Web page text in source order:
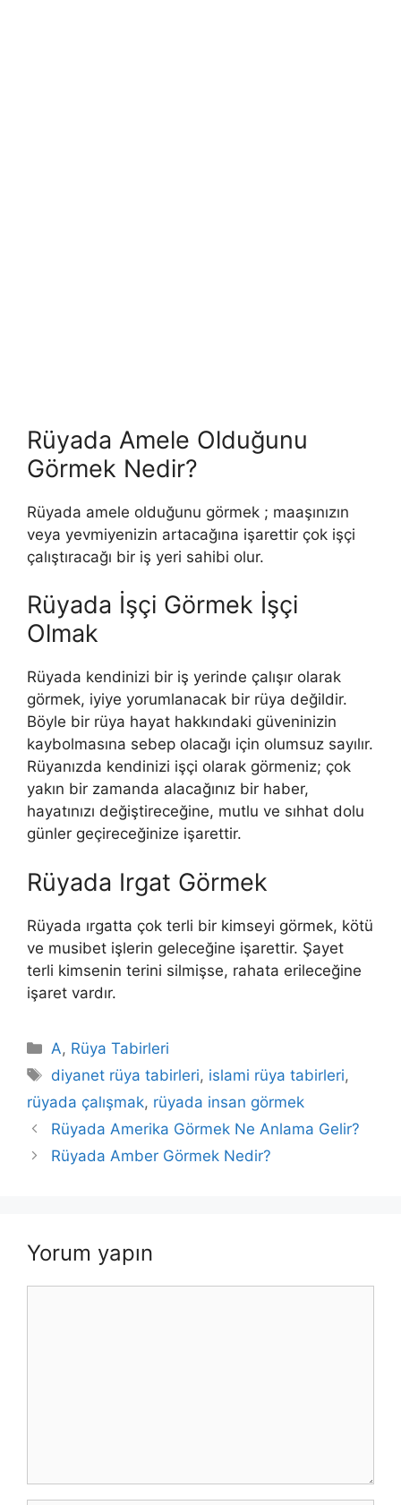
Rüyada Amele Olduğunu
Görmek Nedir?
Rüyada amele olduğunu görmek ; maaşınızın
veya yevmiyenizin artacağına işarettir çok işçi
çalıştıracağı bir iş yeri sahibi olur.
Rüyada İşçi Görmek İşçi
Olmak
Rüyada kendinizi bir iş yerinde çalışır olarak
görmek, iyiye yorumlanacak bir rüya değildir.
Böyle bir rüya hayat hakkındaki güveninizin
kaybolmasına sebep olacağı için olumsuz sayılır.
Rüyanızda kendinizi işçi olarak görmeniz; çok
yakın bir zamanda alacağınız bir haber,
hayatınızı değiştireceğine, mutlu ve sıhhat dolu
günler geçireceğinize işarettir.
Rüyada Irgat Görmek
Rüyada ırgatta çok terli bir kimseyi görmek, kötü
ve musibet işlerin geleceğine işarettir. Şayet
terli kimsenin terini silmişse, rahata erileceğine
işaret vardır.
Kategoriler
A, Rüya Tabirleri
Etiketler
diyanet rüya tabirleri, islami rüya tabirleri,
rüyada çalışmak, rüyada insan görmek
Rüyada Amerika Görmek Ne Anlama Gelir?
Rüyada Amber Görmek Nedir?
Yorum yapın